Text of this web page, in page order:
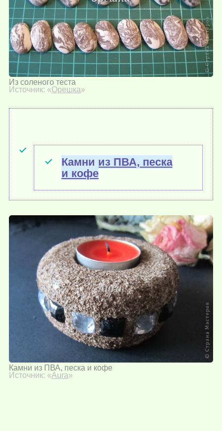
Из соленого теста
Источник: «Орешка»
Камни из ПВА, песка
и кофе
Камни из ПВА, песка и кофе
Источник: «Aura»